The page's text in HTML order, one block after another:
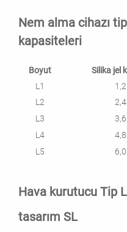
Nem alma cihazı
kapasiteleri
Boyut Silika jel
L1
L2
L3
L4
L5
Hava kurutucu Tip
tasarım SL